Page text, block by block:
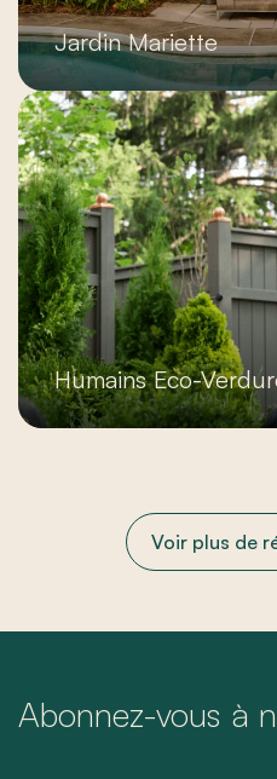
Jardin Mariette
Humains Eco-
Voir plus de
Abonnez-vous à